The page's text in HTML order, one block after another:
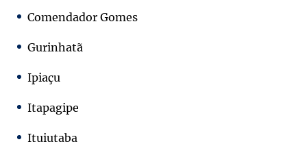
Comendador Gomes
Gurinhatã
Ipiaçu
Itapagipe
Ituiutaba